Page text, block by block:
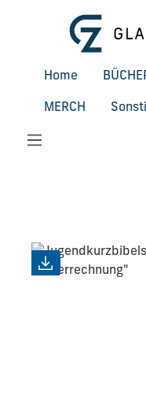
Zum Hauptinhalt
Home
MERCH